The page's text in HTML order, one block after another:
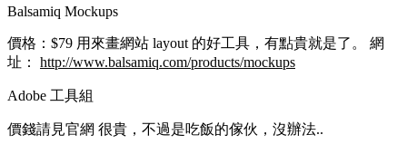
Balsamiq Mockups
價格：$79 用來畫網站 layout 的好工具，有點貴就是了。 網
址： http://www.balsamiq.com/products/mockups
Adobe 工具組
價錢請見官網 很貴，不過是吃飯的傢伙，沒辦法..